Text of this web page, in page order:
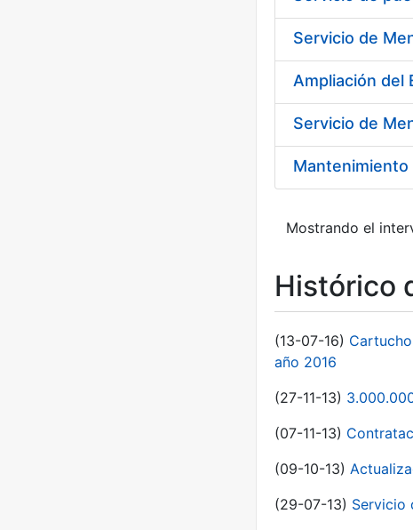
Ampliación del
Servicio de
Mostrando el
Histórico
(13-07-16)
año 2016
(27-11-13)
(07-11-13)
(09-10-13)
(29-07-13) Servicio